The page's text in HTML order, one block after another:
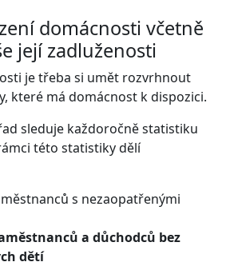
domácnosti včetně
její zadluženosti
je třeba si umět rozvrhnout
které má domácnost k dispozici.
sleduje každoročně statistiku
této statistiky dělí
s nezaopatřenými
a důchodců bez
dětí